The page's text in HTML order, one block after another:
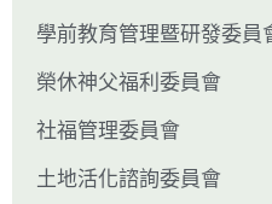
學前教育管理暨研發委員
榮休神父福利委員會
社福管理委員會
土地活化諮詢委員會